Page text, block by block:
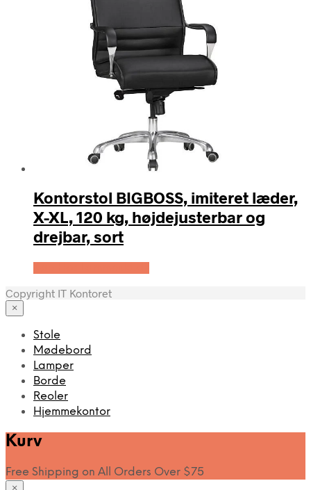
Kontorstol BIGBOSS, imiteret læder,
X-XL, 120 kg, højdejusterbar og
drejbar, sort
Copyright IT Kontoret
×
Stole
Mødebord
Lamper
Borde
Reoler
Hjemmekontor
Kurv
Free Shipping on All Orders Over $75
×